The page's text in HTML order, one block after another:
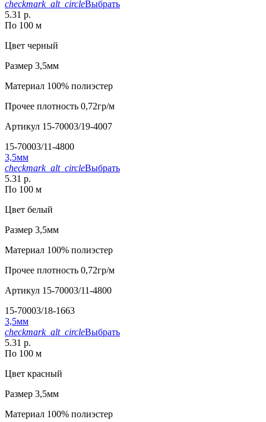
checkmark_alt_circleВыбрать
5.31 р.
По 100 м
Цвет черный
Размер 3,5мм
Материал 100% полиэстер
Прочее плотность 0,72гр/м
Артикул 15-70003/19-4007
15-70003/11-4800
3,5мм
checkmark_alt_circleВыбрать
5.31 р.
По 100 м
Цвет белый
Размер 3,5мм
Материал 100% полиэстер
Прочее плотность 0,72гр/м
Артикул 15-70003/11-4800
15-70003/18-1663
3,5мм
checkmark_alt_circleВыбрать
5.31 р.
По 100 м
Цвет красный
Размер 3,5мм
Материал 100% полиэстер